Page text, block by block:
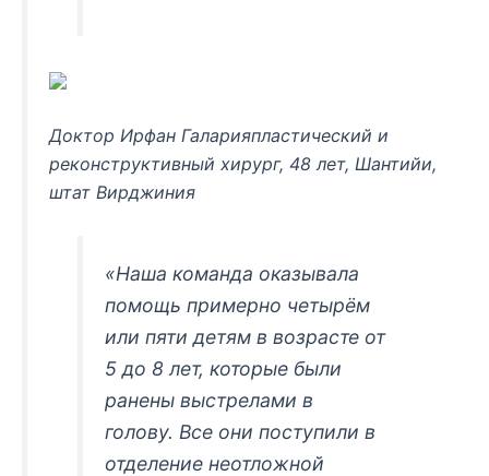
Доктор Ирфан Галарияпластический и
реконструктивный хирург, 48 лет, Шантийи,
штат Вирджиния
«Наша команда оказывала
помощь примерно четырём
или пяти детям в возрасте от
5 до 8 лет, которые были
ранены выстрелами в
голову. Все они поступили в
отделение неотложной